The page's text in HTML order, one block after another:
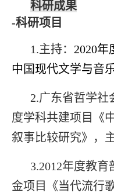
科研成果
-科研项目
1.主持： 2020年
中国现代文学与音
2.广东省哲学社
度学科共建项目《
叙事比较研究》，
3.2012年度教
金项目《当代流行